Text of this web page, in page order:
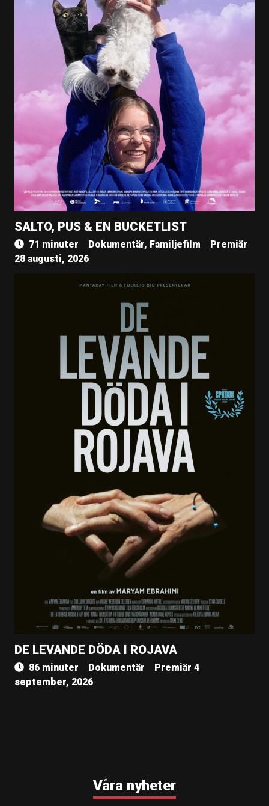
SALTO, PUS & EN BUCKETLIST
71 minuter Dokumentär, Familjefilm
Premiär
28 augusti, 2026
DE LEVANDE DÖDA I ROJAVA
86 minuter Dokumentär
Premiär 4
september, 2026
Våra nyheter